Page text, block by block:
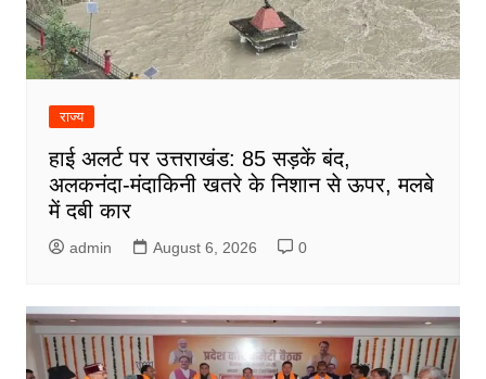
राज्य
हाई अलर्ट पर उत्तराखंड: 85 सड़कें बंद,
अलकनंदा-मंदाकिनी खतरे के निशान से ऊपर, मलबे
में दबी कार
admin August 6, 2026 0